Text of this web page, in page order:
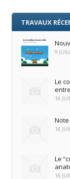
TRAVAUX
9
Le
16
16
Le
16